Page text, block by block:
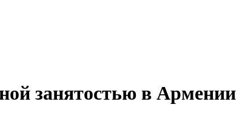
занятостью в Армении